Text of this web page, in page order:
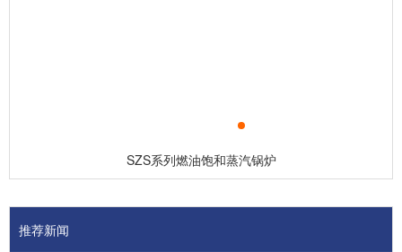
SZS系列燃油饱和蒸汽锅炉
推荐新闻